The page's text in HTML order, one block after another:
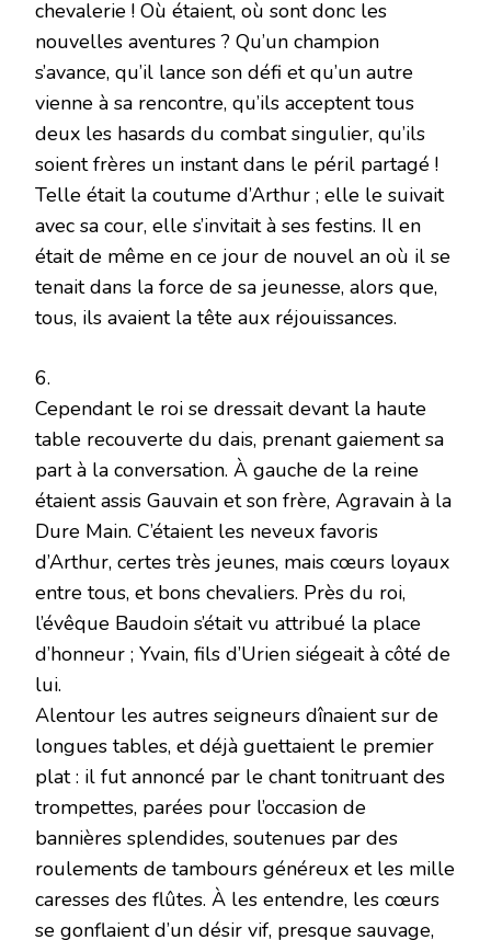
chevalerie ! Où étaient, où sont donc les
nouvelles aventures ? Qu’un champion
s’avance, qu’il lance son défi et qu’un autre
vienne à sa rencontre, qu’ils acceptent tous
deux les hasards du combat singulier, qu’ils
soient frères un instant dans le péril partagé !
Telle était la coutume d’Arthur ; elle le suivait
avec sa cour, elle s’invitait à ses festins. Il en
était de même en ce jour de nouvel an où il se
tenait dans la force de sa jeunesse, alors que,
tous, ils avaient la tête aux réjouissances.
6.
Cependant le roi se dressait devant la haute
table recouverte du dais, prenant gaiement sa
part à la conversation. À gauche de la reine
étaient assis Gauvain et son frère, Agravain à la
Dure Main. C’étaient les neveux favoris
d’Arthur, certes très jeunes, mais cœurs loyaux
entre tous, et bons chevaliers. Près du roi,
l’évêque Baudoin s’était vu attribué la place
d’honneur ; Yvain, fils d’Urien siégeait à côté de
lui.
Alentour les autres seigneurs dînaient sur de
longues tables, et déjà guettaient le premier
plat : il fut annoncé par le chant tonitruant des
trompettes, parées pour l’occasion de
bannières splendides, soutenues par des
roulements de tambours généreux et les mille
caresses des flûtes. À les entendre, les cœurs
se gonflaient d’un désir vif, presque sauvage,